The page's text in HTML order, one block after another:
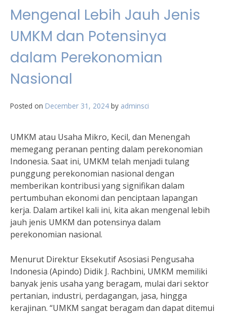
Mengenal Lebih Jauh Jenis
UMKM dan Potensinya
dalam Perekonomian
Nasional
Posted on December 31, 2024 by adminsci
UMKM atau Usaha Mikro, Kecil, dan Menengah
memegang peranan penting dalam perekonomian
Indonesia. Saat ini, UMKM telah menjadi tulang
punggung perekonomian nasional dengan
memberikan kontribusi yang signifikan dalam
pertumbuhan ekonomi dan penciptaan lapangan
kerja. Dalam artikel kali ini, kita akan mengenal lebih
jauh jenis UMKM dan potensinya dalam
perekonomian nasional.
Menurut Direktur Eksekutif Asosiasi Pengusaha
Indonesia (Apindo) Didik J. Rachbini, UMKM memiliki
banyak jenis usaha yang beragam, mulai dari sektor
pertanian, industri, perdagangan, jasa, hingga
kerajinan. “UMKM sangat beragam dan dapat ditemui